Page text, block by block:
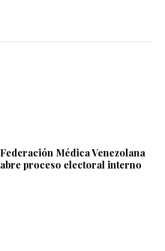
Federación Médica Venezolana
abre proceso electoral interno